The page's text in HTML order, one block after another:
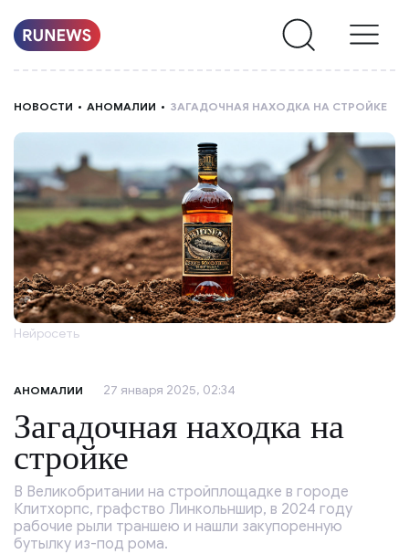
РУБРИКИ
О
НАС
НОВОСТИ АНОМАЛИИ ЗАГАДОЧНАЯ НАХОДКА НА СТРОЙКЕ
Нейросеть
АНОМАЛИИ 27 января 2025, 02:34
Загадочная находка на
стройке
В Великобритании на стройплощадке в городе
Клитхорпс, графство Линкольншир, в 2024 году
рабочие рыли траншею и нашли закупоренную
бутылку из-под рома.